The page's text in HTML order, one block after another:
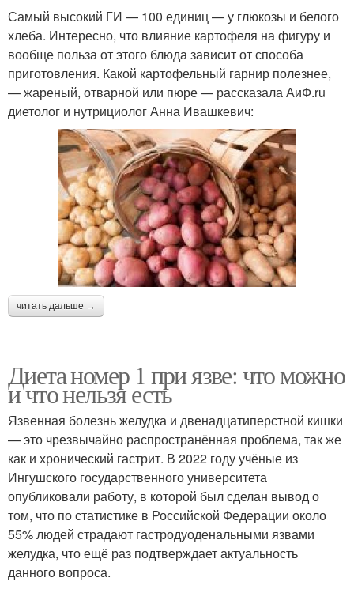
Самый высокий ГИ — 100 единиц — у глюкозы и белого
хлеба. Интересно, что влияние картофеля на фигуру и
вообще польза от этого блюда зависит от способа
приготовления. Какой картофельный гарнир полезнее,
— жареный, отварной или пюре — рассказала АиФ.ru
диетолог и нутрициолог Анна Ивашкевич:
читать дальше →
Диета номер 1 при язве: что можно
и что нельзя есть
Язвенная болезнь желудка и двенадцатиперстной кишки
— это чрезвычайно распространённая проблема, так же
как и хронический гастрит. В 2022 году учёные из
Ингушского государственного университета
опубликовали работу, в которой был сделан вывод о
том, что по статистике в Российской Федерации около
55% людей страдают гастродуоденальными язвами
желудка, что ещё раз подтверждает актуальность
данного вопроса.